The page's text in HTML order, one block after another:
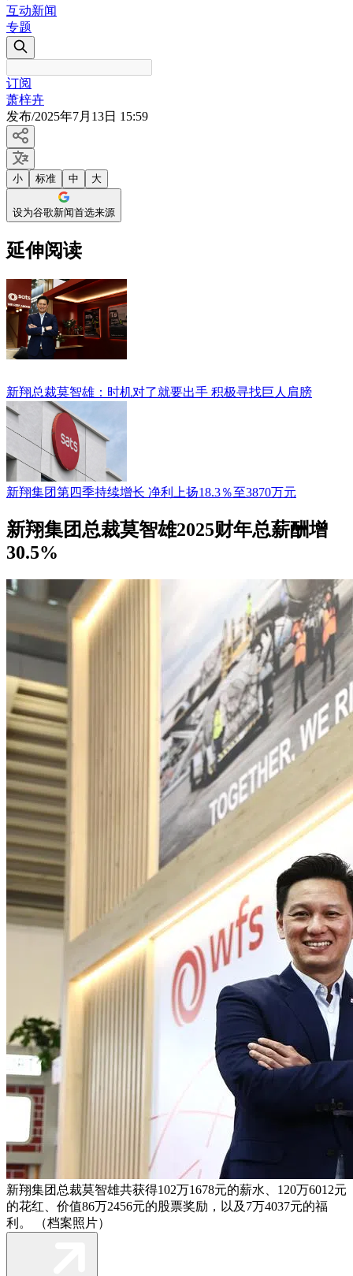
互动新闻
专题
订阅
萧梓卉
发布/2025年7月13日 15:59
小 标准 中 大
设为谷歌新闻首选来源
延伸阅读
新翔总裁莫智雄：时机对了就要出手 积极寻找巨人肩膀
新翔集团第四季持续增长 净利上扬18.3％至3870万元
新翔集团总裁莫智雄2025财年总薪酬增
30.5%
新翔集团总裁莫智雄共获得102万1678元的薪水、120万6012元
的花红、价值86万2456元的股票奖励，以及7万4037元的福
利。 （档案照片）